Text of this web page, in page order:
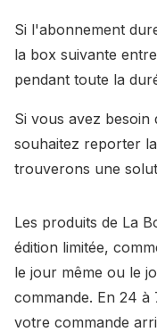
Si l'abonnement
la box suivante
pendant toute la
Si vous avez
souhaitez reporter
trouverons une
Les produits de La
édition limitée,
le jour même ou le
commande. En 24
votre commande